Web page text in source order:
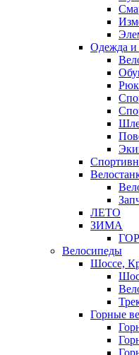
Одежда и
ЛЕТО
ЗИМА
Велосипеды
Шоссе,
Горные